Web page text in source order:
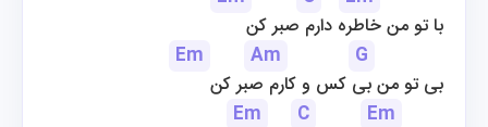
با تو من خاطره دارم صبر کن
Em
Am
G
بی تو من بی کس و کارم صبر کن
Em
C
Em